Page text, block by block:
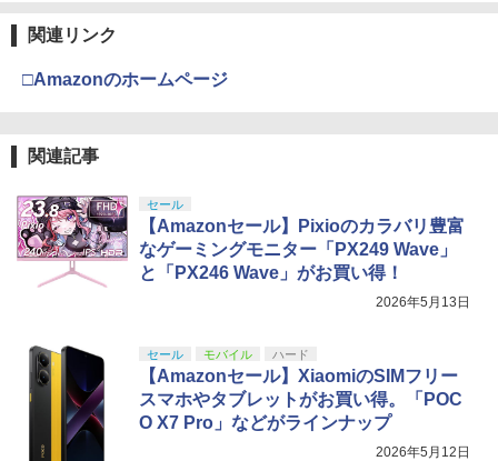
関連リンク
□Amazonのホームページ
関連記事
セール
【Amazonセール】Pixioのカラバリ豊富
なゲーミングモニター「PX249 Wave」
と「PX246 Wave」がお買い得！
2026年5月13日
セール モバイル ハード
【Amazonセール】XiaomiのSIMフリー
スマホやタブレットがお買い得。「POC
O X7 Pro」などがラインナップ
2026年5月12日